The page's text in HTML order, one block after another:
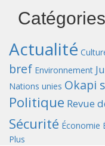
Catégories
Actualité
bref Environnement
Nations unies Okapi
Politique Revue
Sécurité Économie
Plus